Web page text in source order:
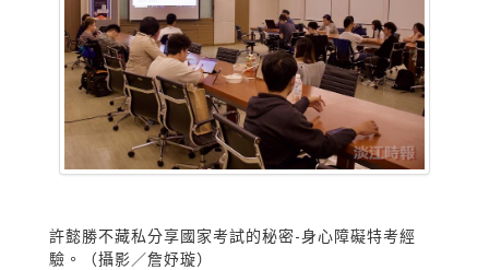
許懿勝不藏私分享國家考試的秘密-身心障礙特考經
驗。（攝影／詹妤璇）